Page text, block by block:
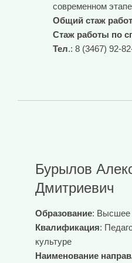
современном
Общий стаж
Стаж работы по
Тел.: 8 (3467) 92-
Бурылов
Дмитриевич
Образование: Высшее
Квалификация:
культуре
Наименование